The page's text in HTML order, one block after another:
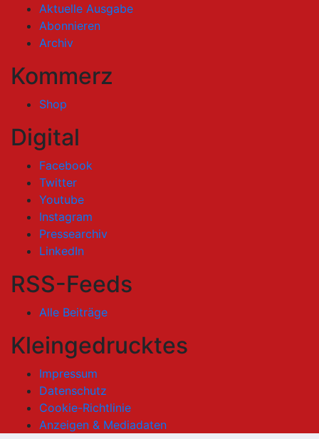
Aktuelle Ausgabe
Abonnieren
Archiv
Kommerz
Shop
Digital
Facebook
Twitter
Youtube
Instagram
Pressearchiv
LinkedIn
RSS-Feeds
Alle Beiträge
Kleingedrucktes
Impressum
Datenschutz
Cookie-Richtlinie
Anzeigen & Mediadaten